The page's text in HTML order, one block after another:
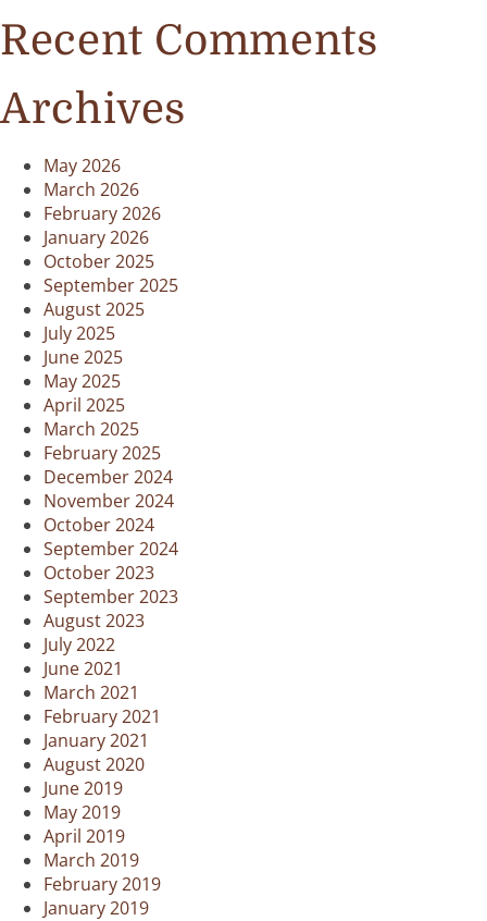
Recent Comments
Archives
May 2026
March 2026
February 2026
January 2026
October 2025
September 2025
August 2025
July 2025
June 2025
May 2025
April 2025
March 2025
February 2025
December 2024
November 2024
October 2024
September 2024
October 2023
September 2023
August 2023
July 2022
June 2021
March 2021
February 2021
January 2021
August 2020
June 2019
May 2019
April 2019
March 2019
February 2019
January 2019